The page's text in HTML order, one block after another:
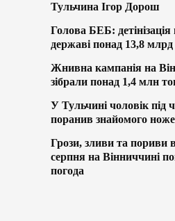
Тульчина Ігор Дорош
Голова БЕБ: детінізація
державі понад 13,8 млрд
Жнивна кампанія на
зібрали понад 1,4 млн
У Тульчині чоловік під
поранив знайомого
Грози, зливи та пориви
серпня на Вінниччині
погода